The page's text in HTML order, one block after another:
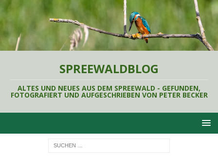
SPREEWALDBLOG
ALTES UND NEUES AUS DEM SPREEWALD - GEFUNDEN,
FOTOGRAFIERT UND AUFGESCHRIEBEN VON PETER BECKER